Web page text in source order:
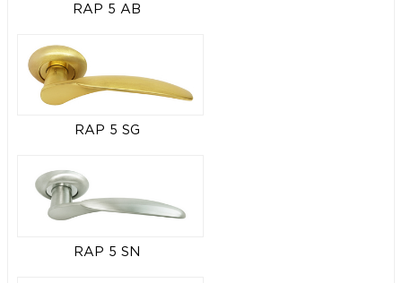
RAP 5 AB
RAP 5 SG
RAP 5 SN